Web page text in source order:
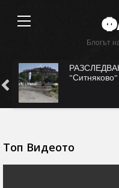
Блогът
"Ситняково"
Топ Видеото